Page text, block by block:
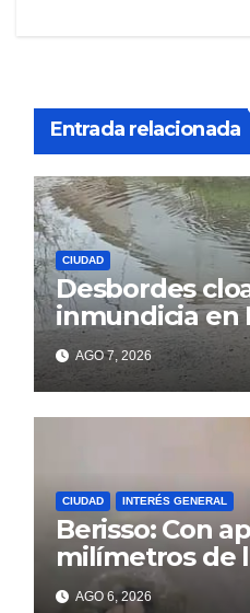
Entrada relacionada
CIUDAD
Desbordes
inmundicia en
colapso de la
14AGO 7, 2026
CIUDAD INTERÉS GENERAL
Berisso: Con
milímetros de
sienten los
AGO 6, 2026